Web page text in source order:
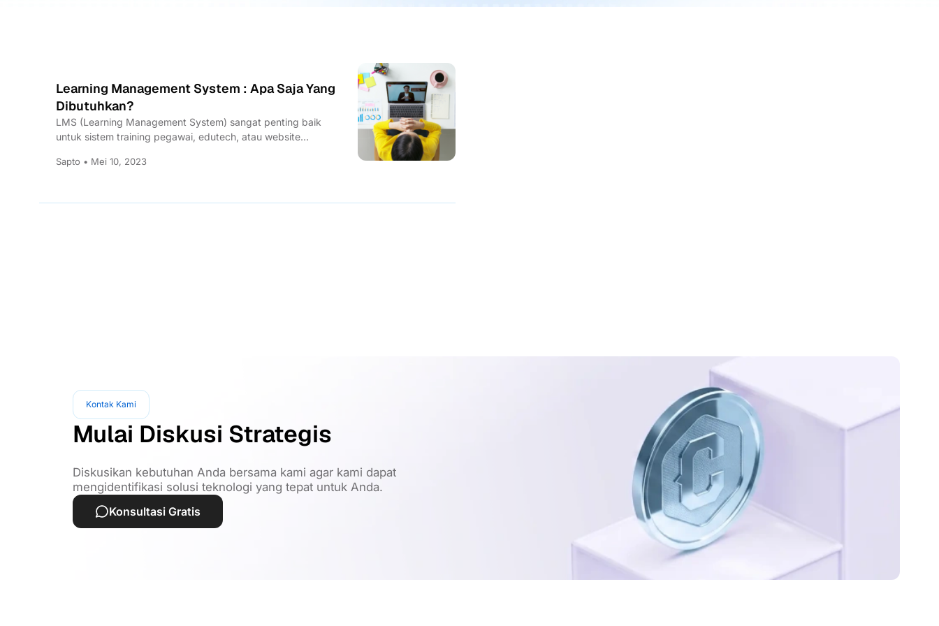
Learning Management System : Apa Saja Yang
Dibutuhkan?
LMS (Learning Management System) sangat penting baik
untuk sistem training pegawai, edutech, atau website
Sapto • Mei 10, 2023
Kontak Kami
Mulai Diskusi Strategis
Diskusikan kebutuhan Anda bersama kami agar kami dapat
mengidentifikasi solusi teknologi yang tepat untuk Anda.
Konsultasi Gratis